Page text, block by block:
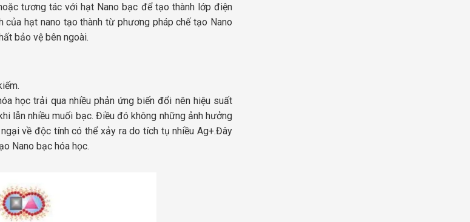
tương tác với hạt Nano bạc để tạo thành lớp điện
hạt nano tạo thành từ phương pháp chế tạo Nano
bảo vệ bên ngoài.
học trải qua nhiều phản ứng biến đổi nên hiệu suất
lẫn nhiều muối bạc. Điều đó không những ảnh hưởng
về độc tính có thể xảy ra do tích tụ nhiều Ag+.Đây
Nano bạc hóa học.